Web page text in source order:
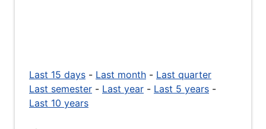
Last 15 days - Last month - Last quarter
Last semester - Last year - Last 5 years -
Last 10 years